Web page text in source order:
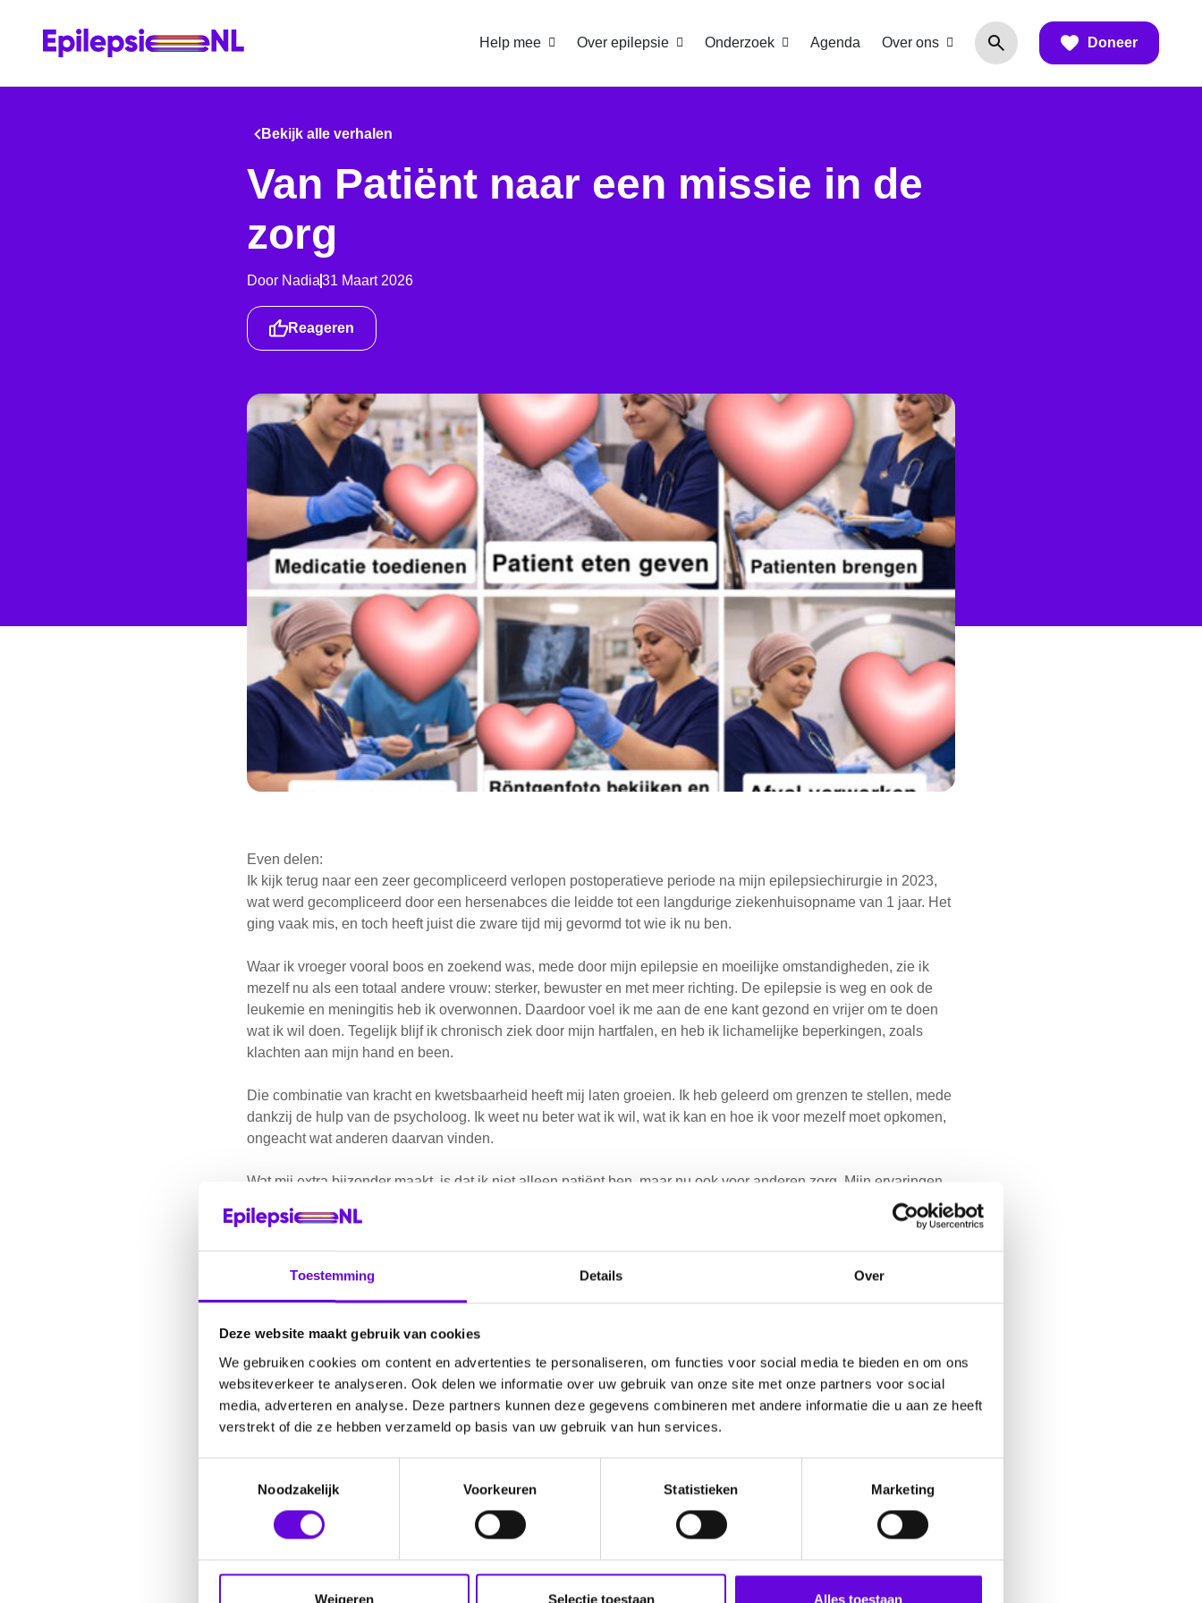
Toestemming Details Over
Deze website maakt gebruik van cookies
We gebruiken cookies om content en advertenties te personaliseren, om functies voor social media te bieden en om ons
websiteverkeer te analyseren. Ook delen we informatie over uw gebruik van onze site met onze partners voor social
media, adverteren en analyse. Deze partners kunnen deze gegevens combineren met andere informatie die u aan ze heeft
verstrekt of die ze hebben verzameld op basis van uw gebruik van hun services.
Noodzakelijk Voorkeuren Statistieken Marketing
Weigeren Selectie toestaan Alles toestaan
Help mee Over epilepsie Onderzoek Agenda Over ons Doneer
Bekijk alle verhalen
Van Patiënt naar een missie in de
zorg
Door Nadia31 Maart 2026
Reageren
Even delen:
Ik kijk terug naar een zeer gecompliceerd verlopen postoperatieve periode na mijn epilepsiechirurgie in 2023,
wat werd gecompliceerd door een hersenabces die leidde tot een langdurige ziekenhuisopname van 1 jaar. Het
ging vaak mis, en toch heeft juist die zware tijd mij gevormd tot wie ik nu ben.
Waar ik vroeger vooral boos en zoekend was, mede door mijn epilepsie en moeilijke omstandigheden, zie ik
mezelf nu als een totaal andere vrouw: sterker, bewuster en met meer richting. De epilepsie is weg en ook de
leukemie en meningitis heb ik overwonnen. Daardoor voel ik me aan de ene kant gezond en vrijer om te doen
wat ik wil doen. Tegelijk blijf ik chronisch ziek door mijn hartfalen, en heb ik lichamelijke beperkingen, zoals
klachten aan mijn hand en been.
Die combinatie van kracht en kwetsbaarheid heeft mij laten groeien. Ik heb geleerd om grenzen te stellen, mede
dankzij de hulp van de psycholoog. Ik weet nu beter wat ik wil, wat ik kan en hoe ik voor mezelf moet opkomen,
ongeacht wat anderen daarvan vinden.
Wat mij extra bijzonder maakt, is dat ik niet alleen patiënt ben, maar nu ook voor anderen zorg. Mijn ervaringen
dichter bij mezelf gebracht als zorgverlener.
DoorNadia Doneer online